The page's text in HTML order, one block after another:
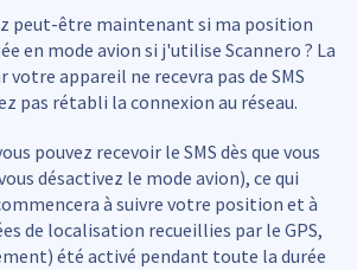
peut-être maintenant si ma position
en mode avion si j'utilise Scannero ? La
votre appareil ne recevra pas de SMS
pas rétabli la connexion au réseau.
pouvez recevoir le SMS dès que vous
désactivez le mode avion), ce qui
à suivre votre position et à
de localisation recueillies par le GPS,
été activé pendant toute la durée